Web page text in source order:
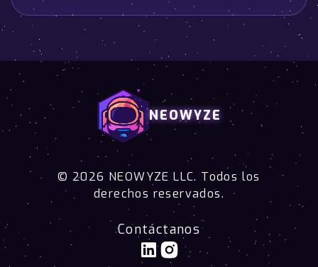
NEOWYZE
© 2026 NEOWYZE LLC. Todos los
derechos reservados.
Contáctanos